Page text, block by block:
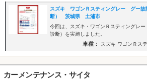
スズキ ワゴンＲスティングレー グー故
断） 茨城県 土浦市
今回は、スズキ・ワゴンＲスティングレ
診断）を実施しました。
車種： スズキ ワゴンＲス
カーメンテナンス・サイタ